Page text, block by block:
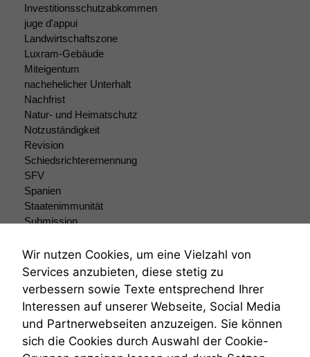
Investitionsschutzabkommen
juge d'appui
Landwirtschaftszone
Luxram-Gebäude
Miteigentum
nachehelicher Unterhalt
Nachfrist
Natur- und Heimatschutz
Notzuständigkeit
Revision
Schiedsrichterernennung
SFV
Spanien
Staatenimmunität
Submission
Teilungsklage
Venezuela
VRK
Wiederherstellungsanordnung
Zivilprozessordnung
ZPO
Zustellfiktion
Wir nutzen Cookies, um eine Vielzahl von
Services anzubieten, diese stetig zu
verbessern sowie Texte entsprechend Ihrer
Interessen auf unserer Webseite, Social Media
und Partnerwebseiten anzuzeigen. Sie können
sich die Cookies durch Auswahl der Cookie-